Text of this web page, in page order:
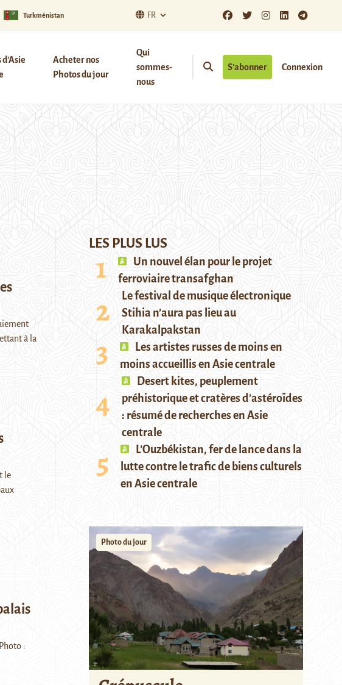
Turkménistan FR
Acheter nos
Photos du jour
Qui
sommes-
nous
S’abonner Connexion
à la
le
:
LES PLUS LUS
Un nouvel élan pour le projet
ferroviaire transafghan
Le festival de musique électronique
Stihia n’aura pas lieu au
Karakalpakstan
Les artistes russes de moins en
moins accueillis en Asie centrale
Desert kites, peuplement
préhistorique et cratères d’astéroïdes
: résumé de recherches en Asie
centrale
L’Ouzbékistan, fer de lance dans la
lutte contre le trafic de biens culturels
en Asie centrale
Photo du jour